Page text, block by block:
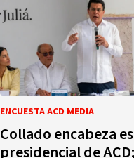
ENCUESTA ACD MEDIA
Collado encabeza
presidencial de